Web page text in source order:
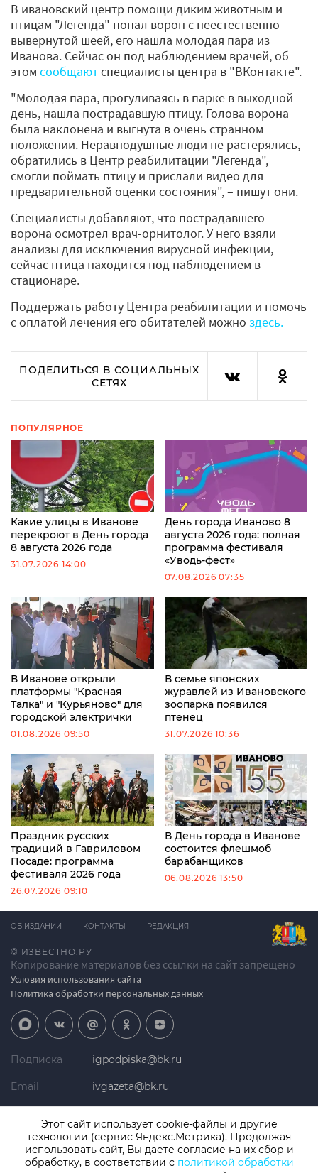
В ивановский центр помощи диким животным и
птицам "Легенда" попал ворон с неестественно
вывернутой шеей, его нашла молодая пара из
Иванова. Сейчас он под наблюдением врачей, об
этом сообщаютспециалисты центра в "ВКонтакте".
"Молодая пара, прогуливаясь в парке в выходной
день, нашла пострадавшую птицу. Голова ворона
была наклонена и выгнута в очень странном
положении. Неравнодушные люди не растерялись,
обратились в Центр реабилитации "Легенда",
смогли поймать птицу и прислали видео для
предварительной оценки состояния", – пишут они.
Специалисты добавляют, что пострадавшего
ворона осмотрел врач-орнитолог. У него взяли
анализы для исключения вирусной инфекции,
сейчас птица находится под наблюдением в
стационаре.
Поддержать работу Центра реабилитации и помочь
с оплатой лечения его обитателей можно здесь.
ПОДЕЛИТЬСЯ В СОЦИАЛЬНЫХ
СЕТЯХ
ПОПУЛЯРНОЕ
Какие улицы в Иванове
перекроют в День города
8 августа 2026 года
31.07.2026 14:00
День города Иваново 8
августа 2026 года: полная
программа фестиваля
«Уводь-фест»
07.08.2026 07:35
В Иванове открыли
платформы "Красная
Талка" и "Курьяново" для
городской электрички
01.08.2026 09:50
В семье японских
журавлей из Ивановского
зоопарка появился
птенец
31.07.2026 10:36
Праздник русских
традиций в Гавриловом
Посаде: программа
фестиваля 2026 года
26.07.2026 09:10
В День города в Иванове
состоится флешмоб
барабанщиков
06.08.2026 13:50
© ИЗВЕСТНО.РУ
Копирование материалов без ссылки на сайт запрещено
Условия использования сайта
Политика обработки персональных данных
ОБ ИЗДАНИИ КОНТАКТЫ РЕДАКЦИЯ
Подписка igpodpiska@bk.ru
Email ivgazeta@bk.ru
Телефон +7 (4932) 41-94-81
Этот сайт использует cookie-файлы и другие
технологии (сервис Яндекс.Метрика). Продолжая
использовать сайт, Вы даете согласие на их сбор и
обработку, в соответствии с политикой обработки